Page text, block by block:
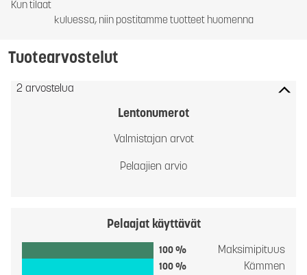
Kun tilaat
kuluessa, niin postitamme tuotteet huomenna
Tuotearvostelut
2 arvostelua
Lentonumerot
Valmistajan arvot
Pelaajien arvio
Pelaajat käyttävät
100 % Maksimipituus
100 % Kämmen